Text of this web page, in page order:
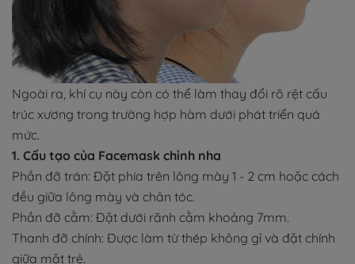
Ngoài ra, khí cụ này còn có thể làm thay đổi rõ rệt cấu
trúc xương trong trường hợp hàm dưới phát triển quá
mức.
1. Cấu tạo của Facemask chỉnh nha
Phần đỡ trán: Đặt phía trên lông mày 1 - 2 cm hoặc cách
đều giữa lông mày và chân tóc.
Phần đỡ cằm: Đặt dưới rãnh cằm khoảng 7mm.
Thanh đỡ chính: Được làm từ thép không gỉ và đặt chính
giữa mặt trẻ.